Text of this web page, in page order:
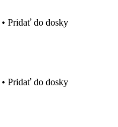
• Pridať do dosky
• Pridať do dosky